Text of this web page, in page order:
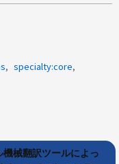
specialty:core
械翻訳ツールによっ